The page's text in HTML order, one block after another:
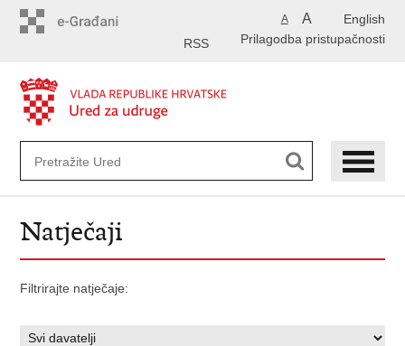
English
A A
Prilagodba pristupačnosti
RSS
Natječaji
Filtrirajte natječaje: